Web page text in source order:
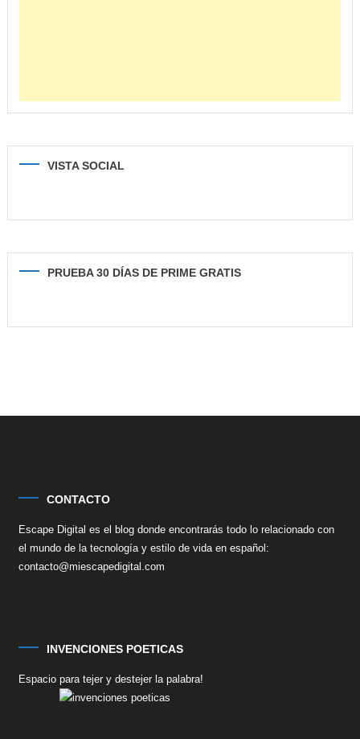
VISTA SOCIAL
PRUEBA 30 DÍAS DE PRIME GRATIS
CONTACTO
Escape Digital es el blog donde encontrarás todo lo relacionado con
el mundo de la tecnología y estilo de vida en español:
contacto@miescapedigital.com
INVENCIONES POETICAS
Espacio para tejer y destejer la palabra!